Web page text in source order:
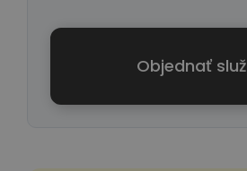
Objednať